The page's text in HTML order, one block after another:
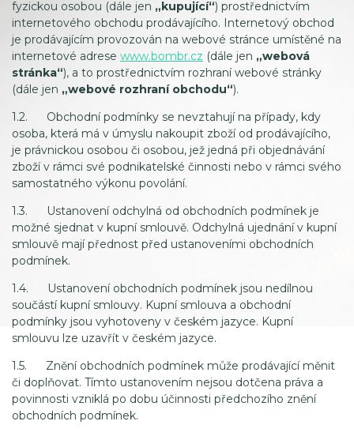
fyzickou osobou (dále jen „kupující“) prostřednictvím
internetového obchodu prodávajícího. Internetový obchod
je prodávajícím provozován na webové stránce umístěné na
internetové adrese www.bombr.cz (dále jen „webová
stránka“), a to prostřednictvím rozhraní webové stránky
(dále jen „webové rozhraní obchodu“).
1.2. Obchodní podmínky se nevztahují na případy, kdy
osoba, která má v úmyslu nakoupit zboží od prodávajícího,
je právnickou osobou či osobou, jež jedná při objednávání
zboží v rámci své podnikatelské činnosti nebo v rámci svého
samostatného výkonu povolání.
1.3. Ustanovení odchylná od obchodních podmínek je
možné sjednat v kupní smlouvě. Odchylná ujednání v kupní
smlouvě mají přednost před ustanoveními obchodních
podmínek.
1.4. Ustanovení obchodních podmínek jsou nedílnou
součástí kupní smlouvy. Kupní smlouva a obchodní
podmínky jsou vyhotoveny v českém jazyce. Kupní
smlouvu lze uzavřít v českém jazyce.
1.5. Znění obchodních podmínek může prodávající měnit
či doplňovat. Tímto ustanovením nejsou dotčena práva a
povinnosti vzniklá po dobu účinnosti předchozího znění
obchodních podmínek.